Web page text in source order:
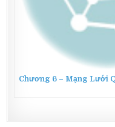
Chương 6 – Mạng Lưới